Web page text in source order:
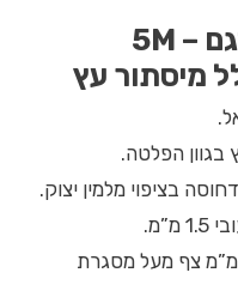
שולחן מזכירה יוקרתי דגם 5M –
מיסתור עץ
בגוון הפלטה.
בציפוי מלמין יצוק.
משטח עבודה עליון עץ בעובי 28 מ”מ צף מעל מסגרת